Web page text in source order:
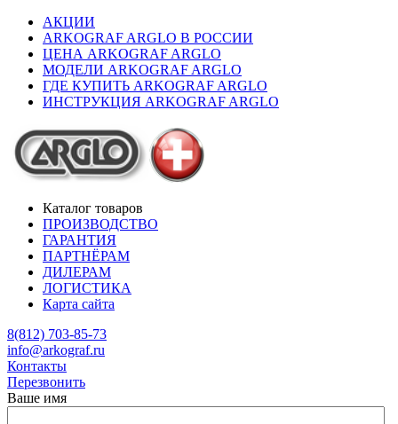
АКЦИИ
ARKOGRAF ARGLO В РОССИИ
ЦЕНА ARKOGRAF ARGLO
МОДЕЛИ ARKOGRAF ARGLO
ГДЕ КУПИТЬ ARKOGRAF ARGLO
ИНСТРУКЦИЯ ARKOGRAF ARGLO
Каталог товаров
ПРОИЗВОДСТВО
ГАРАНТИЯ
ПАРТНЁРАМ
ДИЛЕРАМ
ЛОГИСТИКА
Карта сайта
8(812) 703-85-73
info@arkograf.ru
Контакты
Перезвонить
Ваше имя